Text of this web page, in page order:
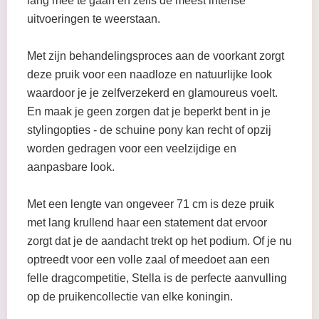
uitvoeringen te weerstaan.
Met zijn behandelingsproces aan de voorkant zorgt
deze pruik voor een naadloze en natuurlijke look
waardoor je je zelfverzekerd en glamoureus voelt.
En maak je geen zorgen dat je beperkt bent in je
stylingopties - de schuine pony kan recht of opzij
worden gedragen voor een veelzijdige en
aanpasbare look.
Met een lengte van ongeveer 71 cm is deze pruik
met lang krullend haar een statement dat ervoor
zorgt dat je de aandacht trekt op het podium. Of je nu
optreedt voor een volle zaal of meedoet aan een
felle dragcompetitie, Stella is de perfecte aanvulling
op de pruikencollectie van elke koningin.